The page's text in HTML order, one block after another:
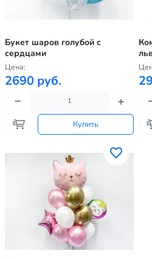
Букет шаров голубой с
сердцами
Цена:
2690 руб.
Купить